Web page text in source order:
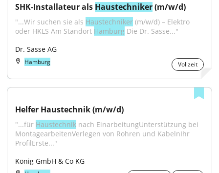
SHK-Installateur als Haustechniker (m/w/d)
"...Wir suchen sie als Haustechniker (m/w/d) – Elektro
oder HKLS Am Standort Hamburg Die Dr. Sasse..."
Dr. Sasse AG
Hamburg Vollzeit
Helfer Haustechnik (m/w/d)
"...für Haustechnik nach EinarbeitungUnterstützung bei
MontagearbeitenVerlegen von Rohren und KabelnIhr
ProfilErste..."
König GmbH & Co KG